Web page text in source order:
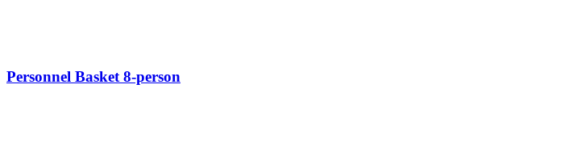
Personnel Basket 8-person